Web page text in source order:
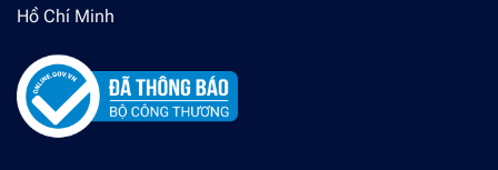
Hồ Chí Minh